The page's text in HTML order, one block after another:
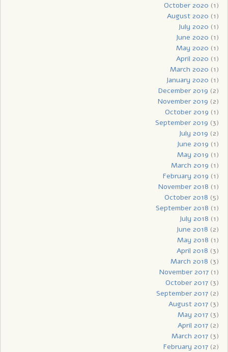
October 2020 (1)
August 2020 (1)
July 2020 (1)
June 2020 (1)
May 2020 (1)
April 2020 (1)
March 2020 (1)
January 2020 (1)
December 2019 (2)
November 2019 (2)
October 2019 (1)
September 2019 (3)
July 2019 (2)
June 2019 (1)
May 2019 (1)
March 2019 (1)
February 2019 (1)
November 2018 (1)
October 2018 (5)
September 2018 (1)
July 2018 (1)
June 2018 (2)
May 2018 (1)
April 2018 (3)
March 2018 (3)
November 2017(1)
October 2017(3)
September 2017(2)
August 2017(3)
May 2017(3)
April 2017(2)
March 2017(3)
February 2017(2)